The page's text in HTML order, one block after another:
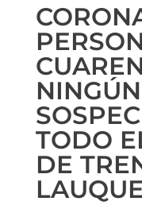
TODO
DE